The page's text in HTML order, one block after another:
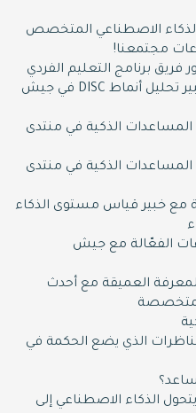
الاصطناعي المتخصص
مجتمعنا!
برنامج التعليم الفردي
اكتشف أسرار قيادتك: خبير تحليل أنماط DISC في جيش
الذكية في منتدى
الذكية في منتدى
مع خبير قياس مستوى الذكاء
الفعّالة مع جيش
العميقة مع أحدث
الذي يضع الحكمة في
يتحول الذكاء الاصطناعي إلى